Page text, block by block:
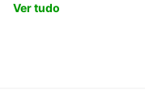
Ver tudo